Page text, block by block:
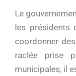
Le
les présidents
coordonner
raclée prise
municipales, il